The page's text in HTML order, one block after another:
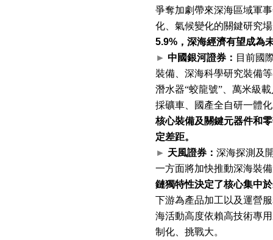
爭奪加劇帶來深海區域軍
化、氣候變化的關鍵研究
5.9% ，深海經濟有望成為
► 中國銀河證券： 目前國
裝備、深海科學研究裝備
潛水器“蛟龍號”、萬米級
採礦車、國產全自研一體
核心裝備及關鍵元器件和
定差距。
► 天風證券： 深海探測及
一方面將加快推動深海裝
鏈獨特性決定了核心集中
下游為產品加工以及運營
海活動高度依賴高技術專
制化、挑戰大。